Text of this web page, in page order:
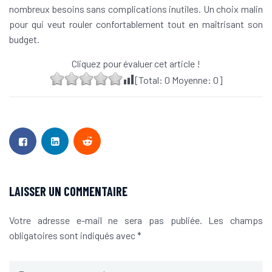
nombreux besoins sans complications inutiles. Un choix malin
pour qui veut rouler confortablement tout en maîtrisant son
budget.
Cliquez pour évaluer cet article !
[Total: 0 Moyenne: 0]
LAISSER UN COMMENTAIRE
Votre adresse e-mail ne sera pas publiée.
Les champs
obligatoires sont indiqués avec*